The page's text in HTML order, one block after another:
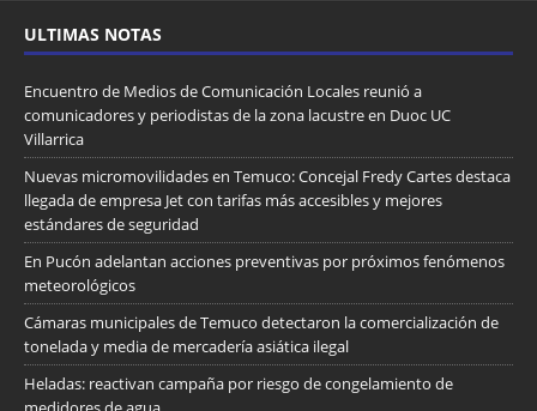
ULTIMAS NOTAS
Encuentro de Medios de Comunicación Locales reunió a
comunicadores y periodistas de la zona lacustre en Duoc UC
Villarrica
Nuevas micromovilidades en Temuco: Concejal Fredy Cartes destaca
llegada de empresa Jet con tarifas más accesibles y mejores
estándares de seguridad
En Pucón adelantan acciones preventivas por próximos fenómenos
meteorológicos
Cámaras municipales de Temuco detectaron la comercialización de
tonelada y media de mercadería asiática ilegal
Heladas: reactivan campaña por riesgo de congelamiento de